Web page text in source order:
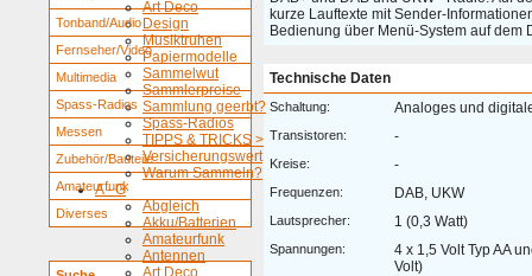
Art Deco
Design
Musiktruhen
Papiermodelle
Sammelwut
Sammlerpreise
Sammlung geerbt?
Spass-Radios
TIPPS & TRICKS >
Versicherungswert
Warum Sammeln?
A - G
Abgleich
Akku/Batterien
Amateurfunk
Antennen
Art Deco
Tonband/Audio
Fernseher/Video
Multimedia
Spass-Radios
Messen
Zubehör/Bauteile
Amateurfunk
Diverses
kurze Lauftexte mit Sender-
Bedienung über Menü-System auf dem
Technische Daten
Schaltung: Analoges und
Transistoren: -
Kreise: -
Frequenzen: DAB, UKW
Lautsprecher: 1 (0,3 Watt)
Spannungen:
4 x 1,5 Volt Typ AA
Volt)